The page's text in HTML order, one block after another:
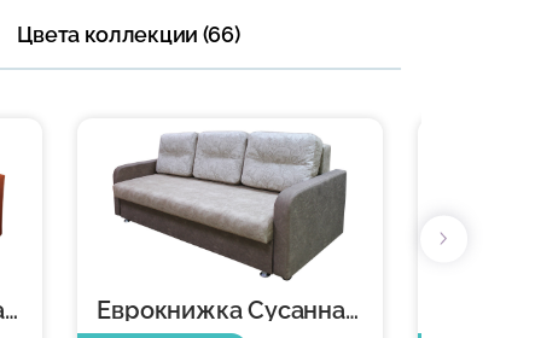
Цвета коллекции (66)
Еврокнижка Сусанна 5 Еврокнижка Сусанна 5